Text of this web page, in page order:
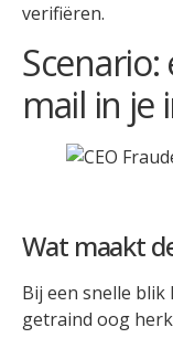
verifiëren.
mail in je
Wat maakt
Bij een snelle blik
getraind oog